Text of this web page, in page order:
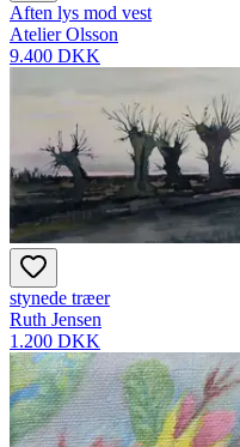
Aften lys mod vest
Atelier Olsson
9.400 DKK
stynede træer
Ruth Jensen
1.200 DKK